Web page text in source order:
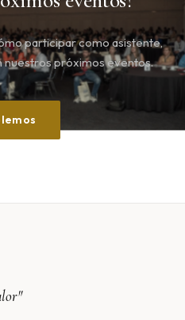
participar como asistente,
próximos eventos.